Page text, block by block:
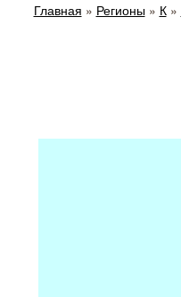
Главная » Регионы» К»